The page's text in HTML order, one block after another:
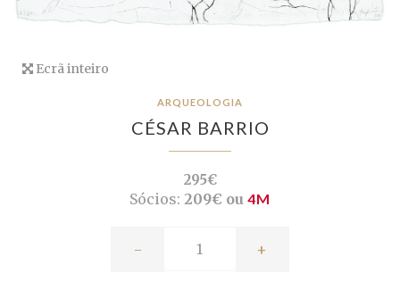
Ecrã inteiro
ARQUEOLOGIA
CÉSAR BARRIO
295€
Sócios: 209€ ou 4M
- +